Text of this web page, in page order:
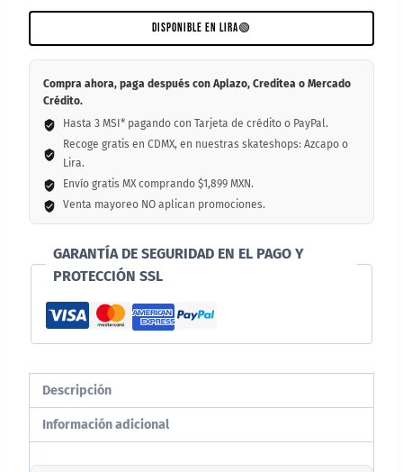
DISPONIBLE EN LIRA🟢
Compra ahora, paga después con Aplazo, Creditea o Mercado
Crédito.
Hasta 3 MSI* pagando con Tarjeta de crédito o PayPal.
Recoge gratis en CDMX, en nuestras skateshops: Azcapo o
Lira.
Envío gratis MX comprando $1,899 MXN.
Venta mayoreo NO aplican promociones.
GARANTÍA DE SEGURIDAD EN EL PAGO Y
PROTECCIÓN SSL
Descripción
Información adicional